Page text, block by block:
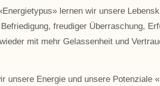
lernen wir unsere
freudiger Überraschung,
mit mehr Gelassenheit und
unsere Energie und unsere Potenziale